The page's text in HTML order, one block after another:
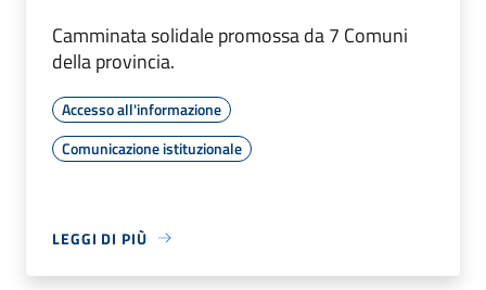
Camminata solidale promossa da 7 Comuni
della provincia.
Accesso all'informazione
Comunicazione istituzionale
LEGGI DI PIÙ